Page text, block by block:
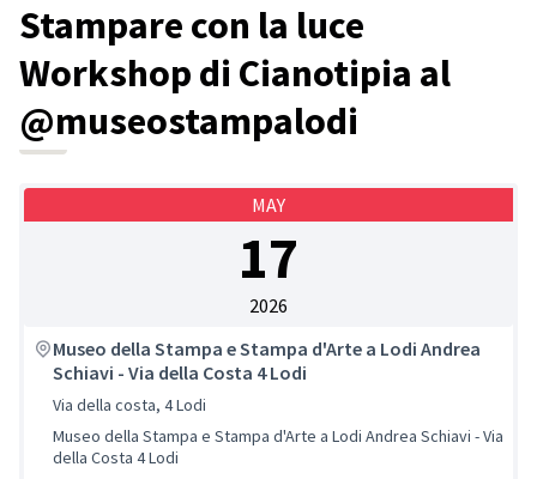
Stampare con la luce
Workshop di Cianotipia al
@museostampalodi
MAY
17
2026
Museo della Stampa e Stampa d'Arte a Lodi Andrea
Schiavi - Via della Costa 4 Lodi
Via della costa, 4 Lodi
Museo della Stampa e Stampa d'Arte a Lodi Andrea Schiavi - Via
della Costa 4 Lodi